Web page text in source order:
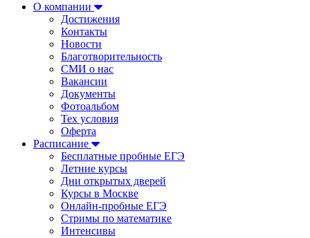
О компании
Достижения
Контакты
Новости
Благотворительность
СМИ о нас
Вакансии
Документы
Фотоальбом
Тех условия
Оферта
Расписание
Бесплатные пробные ЕГЭ
Летние курсы
Дни открытых дверей
Курсы в Москве
Онлайн-пробные ЕГЭ
Стримы по математике
Интенсивы